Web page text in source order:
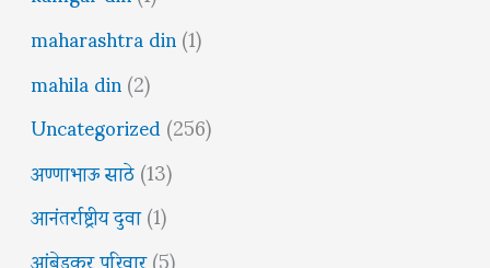
maharashtra din(1)
mahila din(2)
Uncategorized(256)
अण्णाभाऊ साठे(13)
आनंतर्राष्ट्रीय दुवा(1)